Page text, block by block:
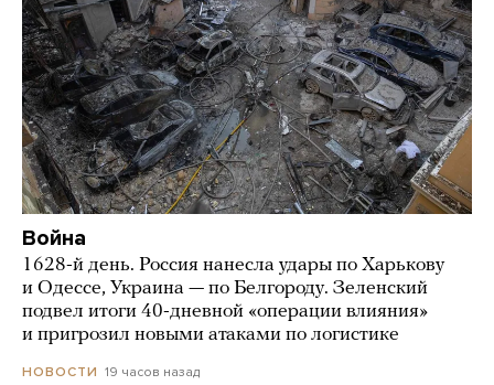
Война
1628-й день. Россия нанесла удары по Харькову
и Одессе, Украина — по Белгороду. Зеленский
подвел итоги 40-дневной «операции влияния»
и пригрозил новыми атаками по логистике
НОВОСТИ 19 часов назад